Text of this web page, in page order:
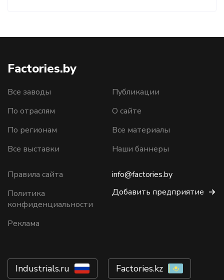
Factories.by
Все заводы
По отраслям
По регионам
Все выставки
Публикации
О сайте
Все материалы
Наши баннеры
Правила сайта
Политика
конфиденциальности
Реклама
info@factories.by
Добавить предприятие
Industrials.ru Factories.kz